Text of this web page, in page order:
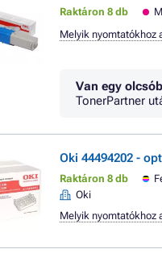
Raktáron 8 db
Melyik nyomtatókhoz
Van egy
TonerPartner
Oki 44494202 -
Raktáron 8 db
Oki
Melyik nyomtatókhoz